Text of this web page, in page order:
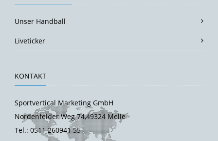
Unser Handball
Liveticker
KONTAKT
Sportvertical Marketing GmbH
Nordenfelder Weg 74,49324 Melle
Tel.: 0511 260941 55